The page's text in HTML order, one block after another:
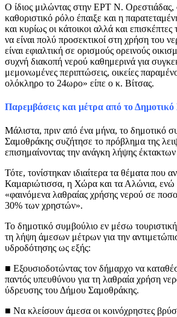
Ο ίδιος μιλώντας στην ΕΡΤ Ν. Ορεστιάδας,
καθοριστικό ρόλο έπαιξε και η
και κυρίως οι κάτοικοι αλλά και
να είναι πολύ προσεκτικοί στη χρήση του
είναι εφιαλτική σε ορισμούς ορεινούς
συχνή διακοπή νερού καθημερινά για
μεμονωμένες περιπτώσεις, οικείες
ολόκληρο το 24ωρο» είπε ο κ. Βίτσας.
Παρεμβάσεις και μέτρα από το Δημοτικό
Μάλιστα, πριν από ένα μήνα, το δημοτικό
Σαμοθράκης συζήτησε το πρόβλημα της
επισημαίνοντας την ανάγκη λήψης
Τότε, τονίστηκαν ιδιαίτερα τα θέματα που
Καμαριώτισσα, η Χώρα και τα Αλώνια, ενώ
«φαινόμενα λαθραίας χρήσης νερού σε
30% των χρηστών».
Το δημοτικό συμβούλιο εν μέσω
τη λήψη άμεσων μέτρων για την
υδροδότησης ως εξής:
■ Εξουσιοδοτώντας τον δήμαρχο να
παντός υπευθύνου για τη λαθραία χρήση
ύδρευσης του Δήμου Σαμοθράκης.
■ Να κλείσουν άμεσα οι κοινόχρηστες